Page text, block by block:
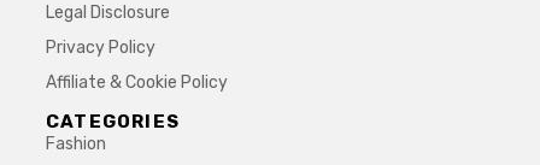
Legal Disclosure
Privacy Policy
Affiliate & Cookie Policy
CATEGORIES
Fashion